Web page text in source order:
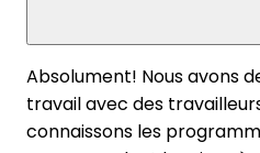
Absolument! Nous avons
travail avec des
connaissons les